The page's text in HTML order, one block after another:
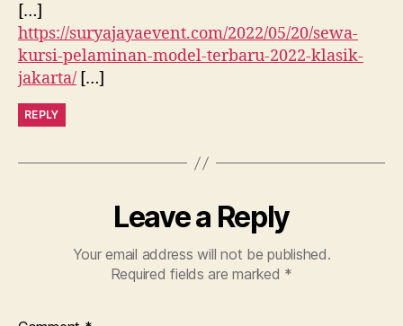
[…]
https://suryajayaevent.com/2022/05/20/sewa-
kursi-pelaminan-model-terbaru-2022-klasik-
jakarta/ […]
REPLY
Leave a Reply
Your email address will not be published.
Required fields are marked *